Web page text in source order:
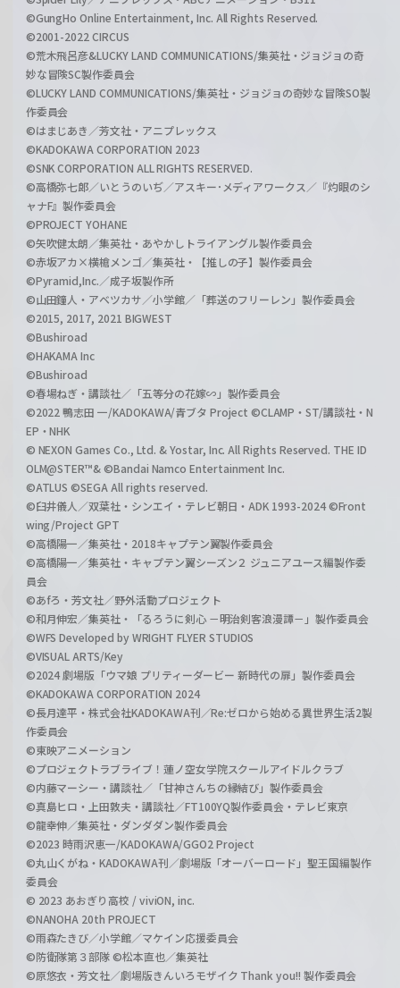
©GungHo Online Entertainment, Inc. All Rights Reserved.
©2001-2022 CIRCUS
©荒木飛呂彦&LUCKY LAND COMMUNICATIONS/集英社・ジョジョの奇
妙な冒険SC製作委員会
©LUCKY LAND COMMUNICATIONS/集英社・ジョジョの奇妙な冒険SO製
作委員会
©はまじあき／芳文社・アニプレックス
©KADOKAWA CORPORATION 2023
©SNK CORPORATION ALL RIGHTS RESERVED.
©高橋弥七郎／いとうのいぢ／アスキー･メディアワークス／『灼眼のシ
ャナF』製作委員会
©PROJECT YOHANE
©矢吹健太朗／集英社・あやかしトライアングル製作委員会
©赤坂アカ×横槍メンゴ／集英社・【推しの子】製作委員会
©Pyramid,Inc.／成子坂製作所
©山田鐘人・アベツカサ／小学館／「葬送のフリーレン」製作委員会
©2015, 2017, 2021 BIGWEST
©Bushiroad
©HAKAMA Inc
©Bushiroad
©春場ねぎ・講談社／「五等分の花嫁∽」製作委員会
©2022 鴨志田 一/KADOKAWA/青ブタ Project ©CLAMP・ST/講談社・N
EP・NHK
© NEXON Games Co., Ltd. & Yostar, Inc. All Rights Reserved. THE ID
OLM@STER™& ©Bandai Namco Entertainment Inc.
©ATLUS ©SEGA All rights reserved.
©臼井儀人／双葉社・シンエイ・テレビ朝日・ADK 1993-2024 ©Front
wing/Project GPT
©高橋陽一／集英社・2018キャプテン翼製作委員会
©高橋陽一／集英社・キャプテン翼シーズン２ ジュニアユース編製作委
員会
©あfろ・芳文社／野外活動プロジェクト
©和月伸宏／集英社・「るろうに剣心 －明治剣客浪漫譚－」製作委員会
©WFS Developed by WRIGHT FLYER STUDIOS
©VISUAL ARTS/Key
©2024 劇場版「ウマ娘 プリティーダービー 新時代の扉」製作委員会
©KADOKAWA CORPORATION 2024
©長月達平・株式会社KADOKAWA刊／Re:ゼロから始める異世界生活2製
作委員会
©東映アニメーション
©プロジェクトラブライブ！蓮ノ空女学院スクールアイドルクラブ
©内藤マーシー・講談社／「甘神さんちの縁結び」製作委員会
©真島ヒロ・上田敦夫・講談社／FT100YQ製作委員会・テレビ東京
©龍幸伸／集英社・ダンダダン製作委員会
©2023 時雨沢恵一/KADOKAWA/GGO2 Project
©丸山くがね・KADOKAWA刊／劇場版「オーバーロード」聖王国編製作
委員会
© 2023 あおぎり高校 / viviON, inc.
©NANOHA 20th PROJECT
©雨森たきび／小学館／マケイン応援委員会
©防衛隊第３部隊 ©松本直也／集英社
©原悠衣・芳文社／劇場版きんいろモザイク Thank you!! 製作委員会